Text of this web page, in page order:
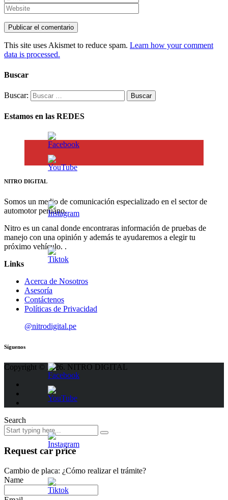
This site uses Akismet to reduce spam. Learn how your comment
data is processed.
Buscar
Buscar:
Estamos en las REDES
NITRO DIGITAL
Somos un medio de comunicación especializado en el sector de
automotor peruano.
Nitro es un canal donde encontraras información de pruebas de
manejo con una opinión y además te ayudaremos a elegir tu
próximo vehículo. .
Links
Acerca de Nosotros
Asesoría
Contáctenos
Políticas de Privacidad
@nitrodigital.pe
Síguenos
Copyright © 2026. NITRO DIGITAL
Search
Request car price
Cambio de placa: ¿Cómo realizar el trámite?
Name